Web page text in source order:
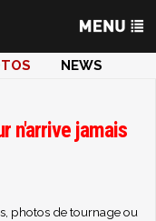
NEWS
n'arrive jamais
photos de tournage ou